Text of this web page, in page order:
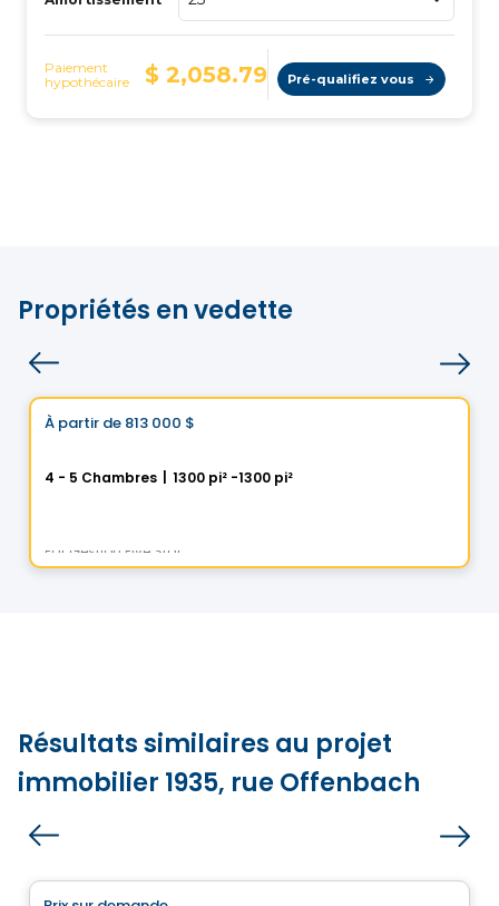
Propriétés en vedette
Maison
À partir de 813 000 $
4 - 5 Chambres 1300 pi² -1300 pi²
Par Gestion Five Star
Résultats similaires au projet
immobilier 1935, rue Offenbach